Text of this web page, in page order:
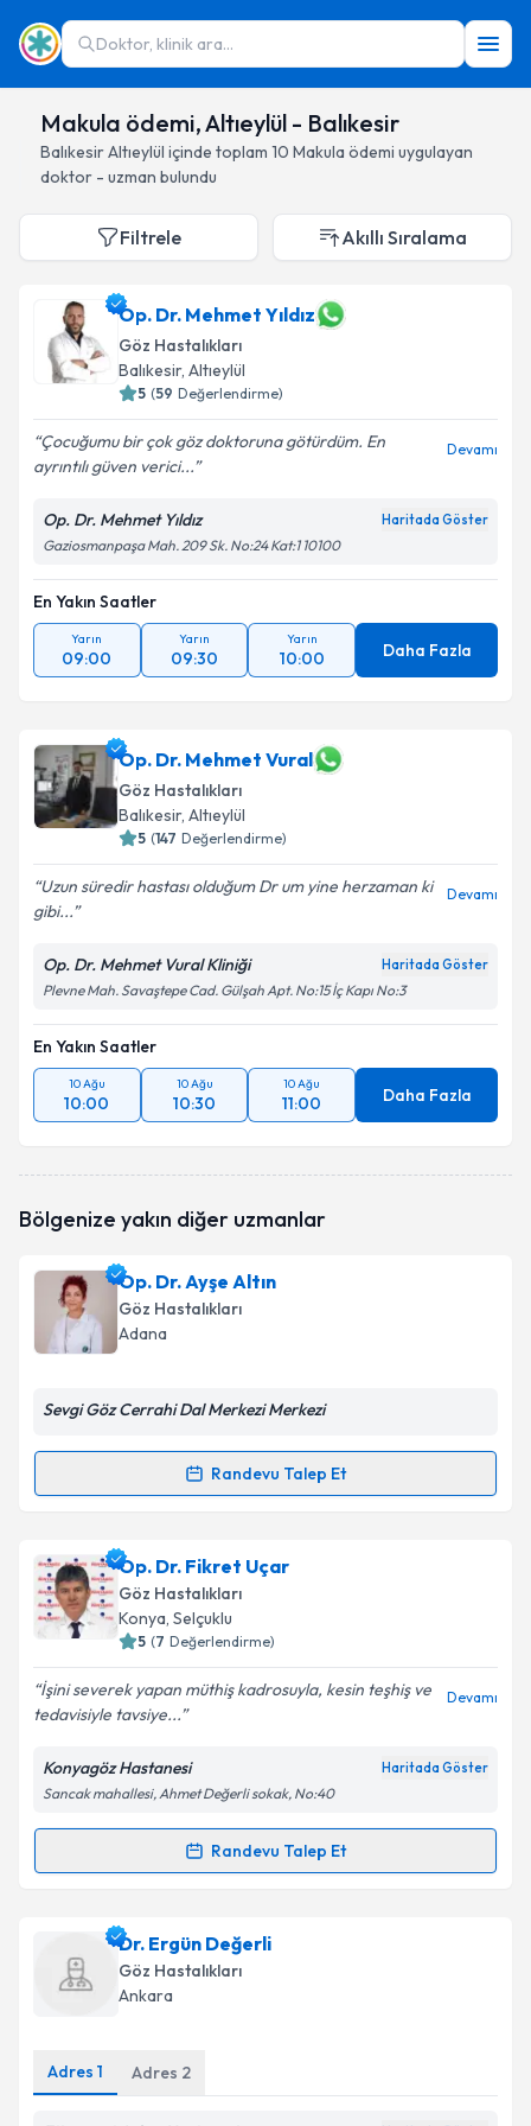
Doktor, klinik ara...
Makula ödemi, Altıeylül - Balıkesir
BalıkesirAltıeylül içinde toplam 10 Makula ödemi uygulayan
doktor - uzman bulundu
Filtrele Akıllı Sıralama
Op. Dr. Mehmet Yıldız
Göz Hastalıkları
Balıkesir, Altıeylül
5 (59 Değerlendirme)
Çocuğumu bir çok göz doktoruna götürdüm. En
ayrıntılı güven verici...
Devamı
Op. Dr. Mehmet Yıldız Haritada Göster
Gaziosmanpaşa Mah. 209 Sk. No:24 Kat:1 10100
En Yakın Saatler
Yarın
09:00
Yarın
09:30
Yarın
10:00 Daha Fazla
Op. Dr. Mehmet Vural
Göz Hastalıkları
Balıkesir, Altıeylül
5 (147 Değerlendirme)
Uzun süredir hastası olduğum Dr um yine herzaman ki
gibi...
Devamı
Op. Dr. Mehmet Vural Kliniği Haritada Göster
Plevne Mah. Savaştepe Cad. Gülşah Apt. No:15 İç Kapı No:3
En Yakın Saatler
10 Ağu
10:00
10 Ağu
10:30
10 Ağu
11:00 Daha Fazla
Bölgenize yakın diğer uzmanlar
Op. Dr. Ayşe Altın
Göz Hastalıkları
Adana
Sevgi Göz Cerrahi Dal Merkezi Merkezi
Randevu Talep Et
Randevu Takvimi Talebi
Op. Dr. Ayşe Altıniçin randevu takvimi talebi
oluşturun. Size bu uzmandan randevu almanız için bir
takvim hazırlandığında e-posta ile bilgilendireceğiz.
Kişisel verilerimin işlenmesine ilişkin
Aydınlatma
Metni'ni okudum ve kişisel verilerimin belirtilen
kapsamda işlenmesini kabul ediyorum.
Op. Dr. Fikret Uçar
Göz Hastalıkları
Konya, Selçuklu
5 (7 Değerlendirme)
İşini severek yapan müthiş kadrosuyla, kesin teşhiş ve
tedavisiyle tavsiye...
Devamı
Konyagöz Hastanesi Haritada Göster
Sancak mahallesi, Ahmet Değerli sokak, No:40
Randevu Talep Et
Randevu Takvimi Talebi
Op. Dr. Fikret Uçariçin randevu takvimi talebi
oluşturun. Size bu uzmandan randevu almanız için bir
takvim hazırlandığında e-posta ile bilgilendireceğiz.
Dr. Ergün Değerli
Göz Hastalıkları
Ankara
Adres 1 Adres 2